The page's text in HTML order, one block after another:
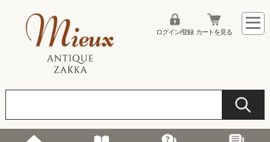
ログイン/登録 カートを見る